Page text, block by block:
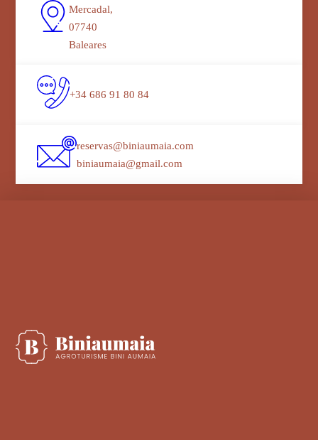
Mercadal,
07740
Baleares
+34 686 91 80 84
reservas@biniaumaia.com
biniaumaia@gmail.com